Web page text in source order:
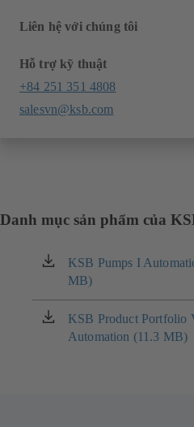
Liên hệ với chúng tôi
Hỗ trợ kỹ thuật
+84 251 351 4808
salesvn@ksb.com
Danh mục sản phẩm của
KSB Pumps I
MB)
(mở
trong
một
tab
mới)
KSB Product Portfolio
Automation (11.3 MB)
(mở
trong